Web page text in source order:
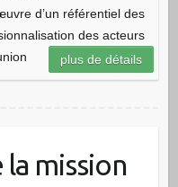
d’un référentiel des
des acteurs
plus de détails
la mission